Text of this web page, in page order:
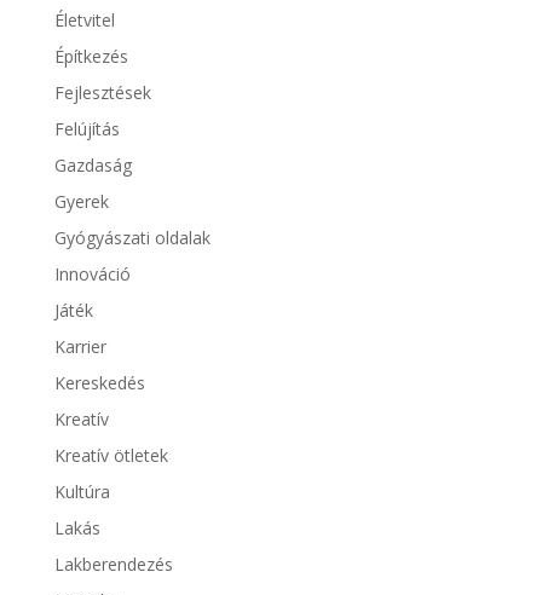
Életvitel
Építkezés
Fejlesztések
Felújítás
Gazdaság
Gyerek
Gyógyászati oldalak
Innováció
Játék
Karrier
Kereskedés
Kreatív
Kreatív ötletek
Kultúra
Lakás
Lakberendezés